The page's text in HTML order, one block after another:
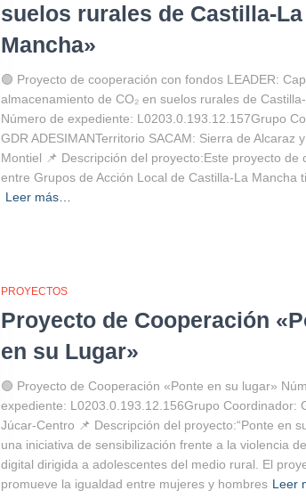
suelos rurales de Castilla-La
Mancha»
🟢 Proyecto de cooperación con fondos LEADER:
almacenamiento de CO₂ en suelos rurales de
Número de expediente: L0203.0.193.12.157Grupo
GDR ADESIMANTerritorio SACAM: Sierra de Alcaraz
Montiel 📌 Descripción del proyecto:Este proyecto de
entre Grupos de Acción Local de Castilla-La Mancha
Leer más…
PROYECTOS
Proyecto de Cooperación
en su Lugar»
🟢 Proyecto de Cooperación «Ponte en su lugar»
expediente: L0203.0.193.12.156Grupo Coordinador:
Júcar-Centro 📌 Descripción del proyecto:“Ponte en
una iniciativa de sensibilización frente a la violencia
digital dirigida a adolescentes del medio rural. El
promueve la igualdad entre mujeres y hombres Leer